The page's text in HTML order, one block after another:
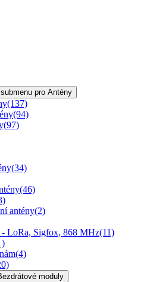
pro Antény
(137)
(94)
(97)
(34)
(46)
antény(2)
LoRa, Sigfox, 868 MHz(11)
(4)
moduly